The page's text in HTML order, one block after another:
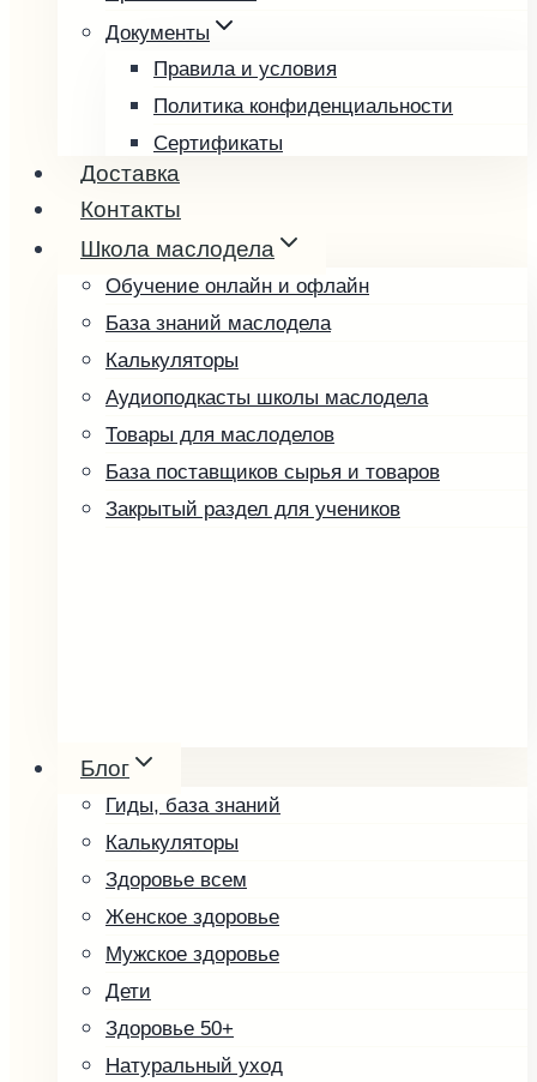
Чиа
Чёрный тмин
Пробные наборы
Подарочные наборы
Подарочные карты
Выбрать подарочную карту
Проверить баланс
Косметика
Упаковка и оформление
Другие товары
Скоро в продаже
Кофе зелёный
Малины косточка
Документы
Правила и условия
Политика конфиденциальности
Сертификаты
Возврат и обмен товара
Доставка
Контакты
Школа маслодела
Обучение онлайн и офлайн
База знаний маслодела
Калькуляторы
Аудиоподкасты школы маслодела
Товары для маслоделов
База поставщиков сырья и товаров
Закрытый раздел для учеников
Блог
Гиды, база знаний
Калькуляторы
Здоровье всем
Женское здоровье
Мужское здоровье
Дети
Здоровье 50+
Натуральный уход